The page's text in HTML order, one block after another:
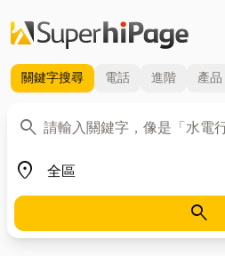
關鍵字搜尋 電話 進階 產品
search
關鍵字
place
地區
search